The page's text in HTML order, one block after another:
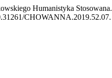
Humanistyka
CHOWANNA.2019.52.07.